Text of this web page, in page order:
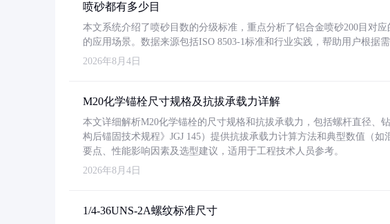
喷砂都有多少目
本文系统介绍了喷砂目数的分级标准，重点分析了铝合金喷砂200目对
的应用场景。数据来源包括ISO 8503-1标准和行业实践，帮助用户根据
2026年8月4日
M20化学锚栓尺寸规格及抗拔承载力详解
本文详细解析M20化学锚栓的尺寸规格和抗拔承载力，包括螺杆直径、
构后锚固技术规程》JGJ 145）提供抗拔承载力计算方法和典型数值（
要点、性能影响因素及选型建议，适用于工程技术人员参考。
2026年8月4日
1/4-36UNS-2A螺纹标准尺寸